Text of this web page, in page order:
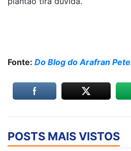
Fonte: Do Blog do Arafran
POSTS MAIS VISTOS